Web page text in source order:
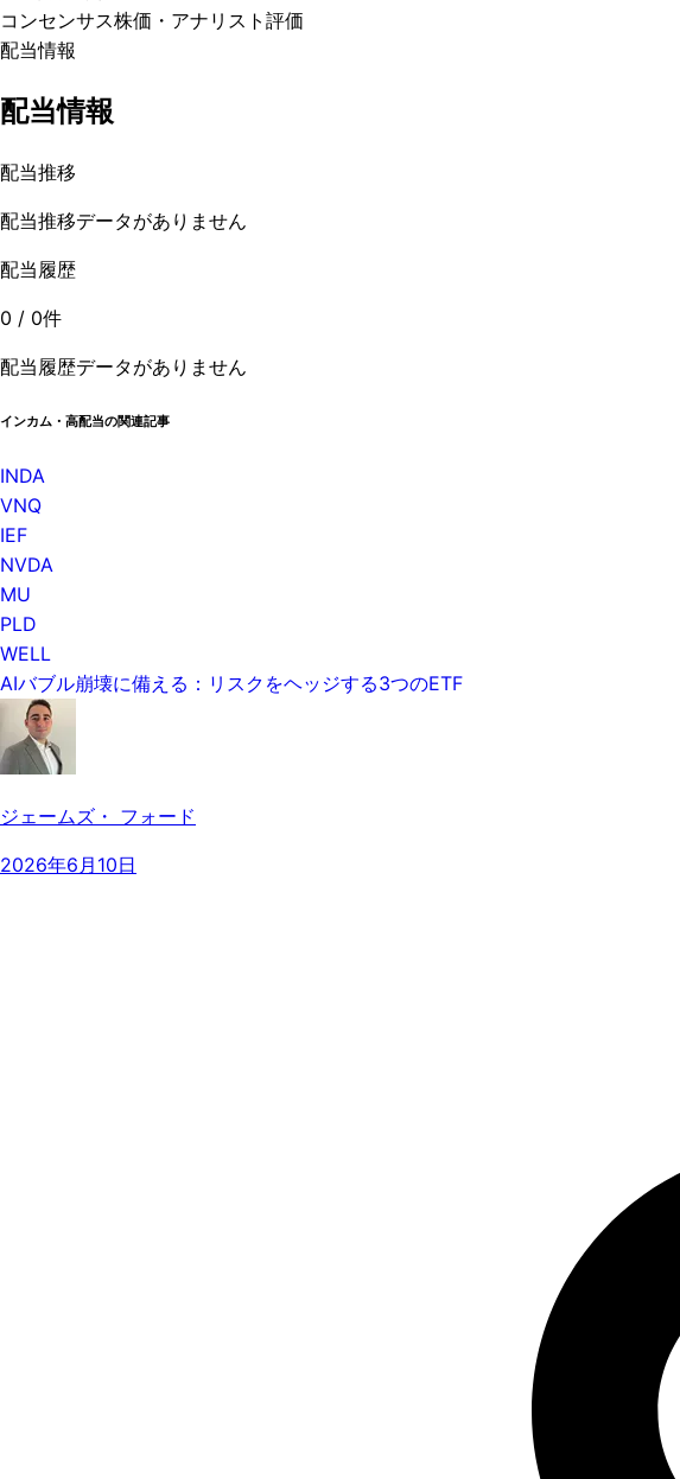
コンセンサス株価 ・アナリスト評価
配当情報
配当情報
配当推移
配当推移データがありません
配当履歴
0 / 0件
配当履歴データがありません
インカム・高配当の関連記事
INDA
VNQ
IEF
NVDA
MU
PLD
WELL
AIバブル崩壊に備える：リスクをヘッジする3つのETF
ジェームズ・ フォード
2026年6月10日